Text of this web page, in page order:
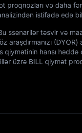
proqnozları və daha
istifadə edə
ssenarilər təsvir və
araşdırmanızı (DYOR)
qiymətinin hansı həddə
üzrə BILL qiymət